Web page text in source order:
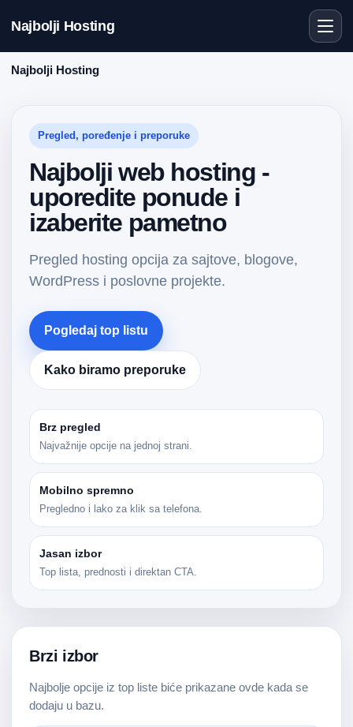
Najbolji Hosting
Najbolji Hosting
Pregled, poređenje i preporuke
Najbolji web hosting -
uporedite ponude i
izaberite pametno
Pregled hosting opcija za sajtove, blogove,
WordPress i poslovne projekte.
Pogledaj top listu
Kako biramo preporuke
Brz pregled
Najvažnije opcije na jednoj strani.
Mobilno spremno
Pregledno i lako za klik sa telefona.
Jasan izbor
Top lista, prednosti i direktan CTA.
Brzi izbor
Najbolje opcije iz top liste biće prikazane ovde kada se
dodaju u bazu.